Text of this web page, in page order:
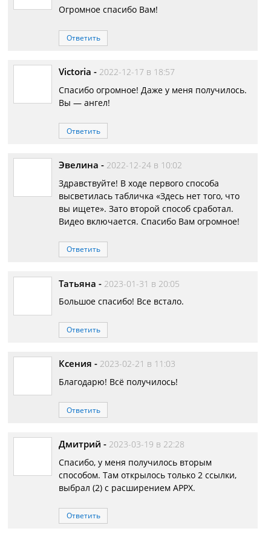
Огромное спасибо Вам!
Ответить
Victoria - 2022-12-17 в 18:57
Спасибо огромное! Даже у меня получилось.
Вы — ангел!
Ответить
Эвелина - 2022-12-24 в 10:02
Здравствуйте! В ходе первого способа
высветилась табличка «Здесь нет того, что
вы ищете». Зато второй способ сработал.
Видео включается. Спасибо Вам огромное!
Ответить
Татьяна - 2023-01-31 в 20:05
Большое спасибо! Все встало.
Ответить
Ксения - 2023-02-21 в 11:03
Благодарю! Всё получилось!
Ответить
Дмитрий - 2023-03-19 в 22:28
Спасибо, у меня получилось вторым
способом. Там открылось только 2 ссылки,
выбрал (2) с расширением АРРХ.
Ответить